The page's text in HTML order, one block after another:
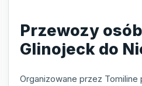
Przewozy
Glinojeck do
Organizowane przez